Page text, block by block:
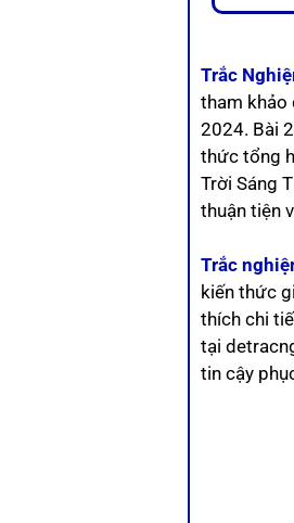
Trắc
tham khảo
2024. Bài
thức tổng
Trời Sáng
thuận tiện
Trắc
kiến thức
thích chi
tại
tin cậy